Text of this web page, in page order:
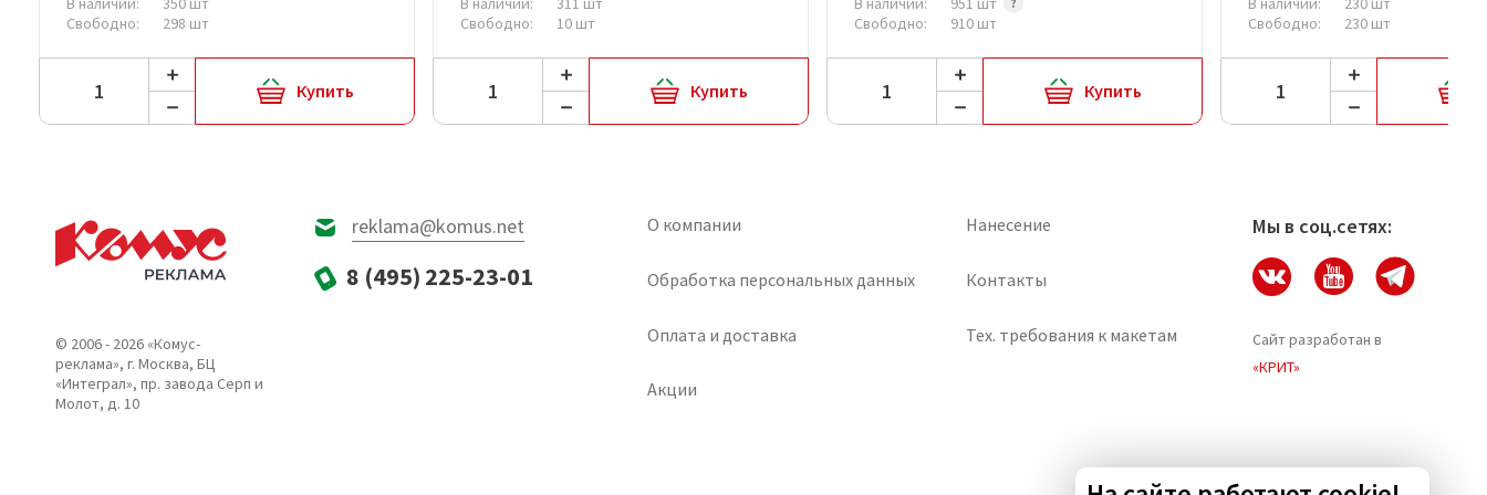
Свободно:
298 шт
Купить
Свободно:
10 шт
Купить
Свободно:
910 шт
Купить
Свободно:
230 шт
© 2006 - 2026 «Комус-
реклама», г. Москва, БЦ
«Интеграл», пр. завода Серп и
Молот, д. 10
reklama@komus.net
8 (495) 225-23-01
О компании Нанесение
Обработка персональных данных Контакты
Оплата и доставка Тех. требования к макетам
Акции
Мы в соц.сетях:
Сайт разработан в
«КРИТ»